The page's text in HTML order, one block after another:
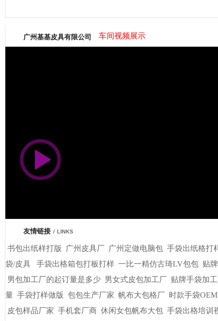
广州基基皮具有限公司 车间视频展示
友情链接 / LINKS
书包出纸样打版 广州皮具厂 广州定做电脑包 手袋出纸格打
袋/皮具
手袋出格箱包打板打样 一比一精仿古琦LV包包 贴
男包加工厂的起订量是多少 男女式皮包加工厂 贴牌手袋加
量 手袋打样做版 包包生产厂家 帆布大包格厂 时款手袋OEM
皮包样品厂家 手机套厂商 休闲女包帆布大包 手袋出格培训